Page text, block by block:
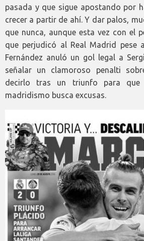
pasada y que sigue apostando por
crecer a partir de ahí. Y dar palos,
que nunca, aunque esta vez con el
que perjudicó al Real Madrid pese
Fernández anuló un gol legal a
señalar un clamoroso penalti
decirlo tras un triunfo para
madridismo busca excusas.